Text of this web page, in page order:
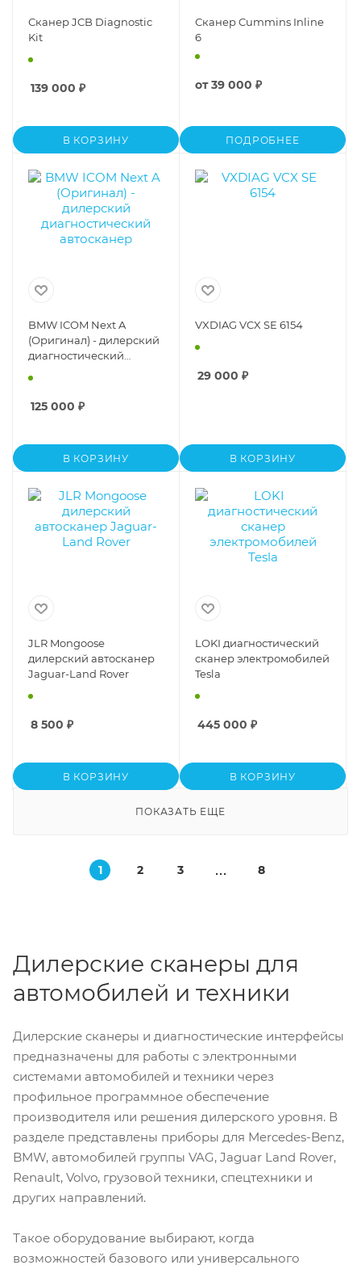
Сканер JCB Diagnostic
Kit
139 000 ₽
В КОРЗИНУ
Сканер Cummins Inline
6
от39 000 ₽
ПОДРОБНЕЕ
BMW ICOM Next A
(Оригинал) - дилерский
диагностический
125 000 ₽
В КОРЗИНУ
VXDIAG VCX SE 6154
29 000 ₽
В КОРЗИНУ
JLR Mongoose
дилерский автосканер
Jaguar-Land Rover
8 500 ₽
В КОРЗИНУ
LOKI диагностический
сканер электромобилей
Tesla
445 000 ₽
В КОРЗИНУ
ПОКАЗАТЬ ЕЩЕ
1 2 3 8
Дилерские сканеры для
автомобилей и техники
Дилерские сканеры и диагностические интерфейсы
предназначены для работы с электронными
системами автомобилей и техники через
профильное программное обеспечение
производителя или решения дилерского уровня. В
разделе представлены приборы для Mercedes-Benz,
BMW, автомобилей группы VAG, Jaguar Land Rover,
Renault, Volvo, грузовой техники, спецтехники и
других направлений.
Такое оборудование выбирают, когда
возможностей базового или универсального